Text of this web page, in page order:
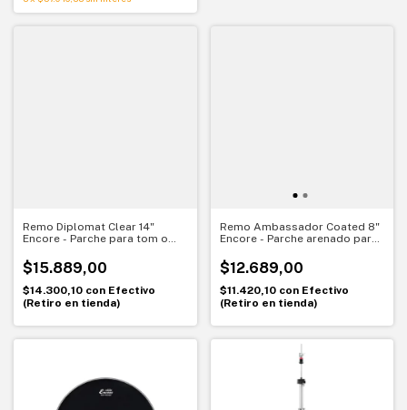
Remo Diplomat Clear 14"
Encore - Parche para tom o
$15.889,00
$14.300,10 con Efectivo
(Retiro en tienda)
Remo Ambassador Coated 8"
Encore - Parche arenado para
$12.689,00
$11.420,10 con Efectivo
(Retiro en tienda)